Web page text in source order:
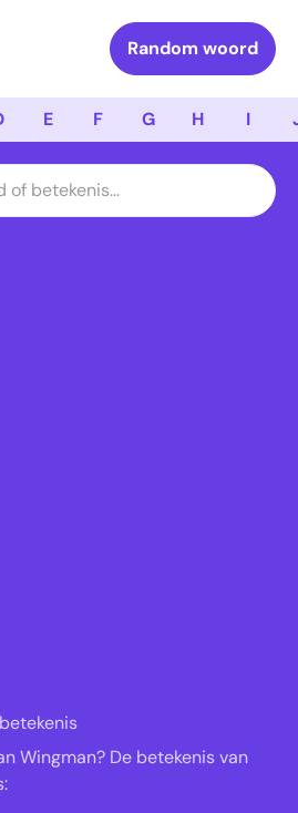
Straattaal Woordenboek
Random woord
E F G H I
betekenis
Wingman? De betekenis van